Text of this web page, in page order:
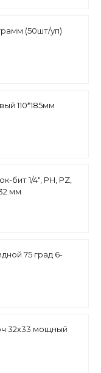
(50шт/уп)
110*185мм
бит 1/4", PH, PZ,
мм
75 град 6-
32х33 мощный